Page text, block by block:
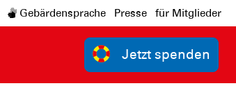
Gebärdensprache Presse für Mitglieder
Jetzt spenden